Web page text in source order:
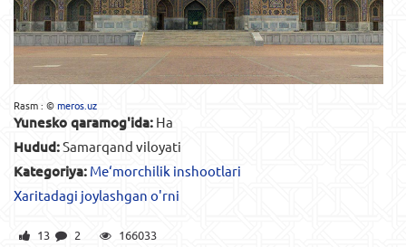
Rasm : ©meros.uz
Yunesko qaramog'ida: Ha
Hudud:Samarqand viloyati
Kategoriya: Me‘morchilik inshootlari
Xaritadagi joylashgan o'rni
13 2 166033